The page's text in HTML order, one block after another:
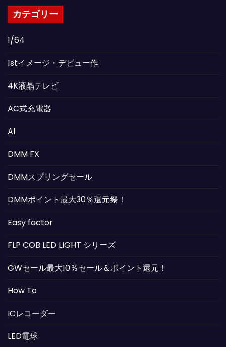
カテゴリー
1/64
1stイメージ・デビュー作
4K液晶テレビ
AC式充電器
AI
DMM FX
DMMスプリングセール
DMMポイント最大30％還元祭！
Easy factor
FLP COB LED LIGHT シリーズ
GWセール最大10％セール＆ポイント還元！
How To
ICレコーダー
LED電球